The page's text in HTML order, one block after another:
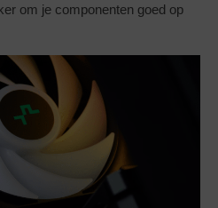
om je componenten goed op